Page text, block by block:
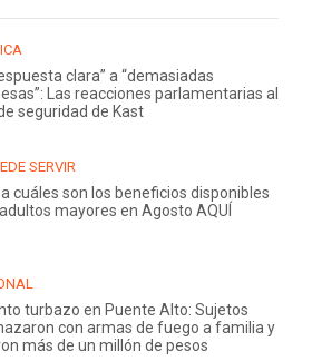
clara” a “demasiadas
Las reacciones parlamentarias al
seguridad de Kast
SERVIR
cuáles son los beneficios disponibles
mayores en Agosto AQUÍ
turbazo en Puente Alto: Sujetos
con armas de fuego a familia y
más de un millón de pesos